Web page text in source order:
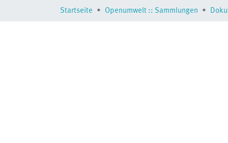
Startseite Openumwelt :: Sammlungen